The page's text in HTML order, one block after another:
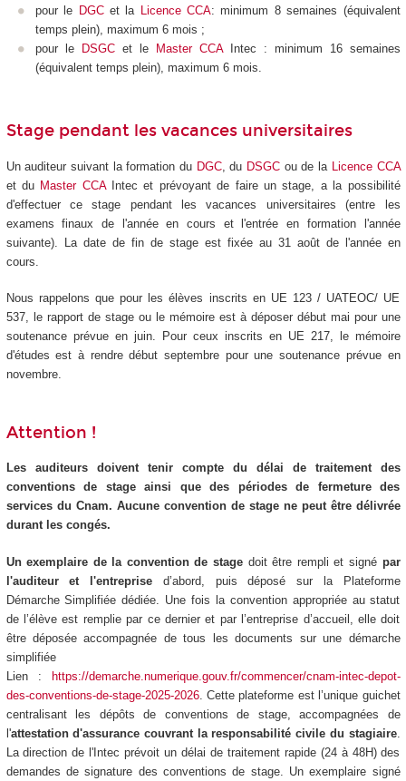
pour le DGCet la Licence CCA: minimum 8 semaines (équivalent
temps plein), maximum 6 mois ;
pour le
DSGCet le Master CCAIntec : minimum 16 semaines
(équivalent temps plein), maximum 6 mois.
Stage pendant les vacances universitaires
Un auditeur suivant la formation du DGC, du DSGC ou de la Licence CCA
et du Master CCAIntec et prévoyant de faire un stage, a la possibilité
d'effectuer ce stage pendant les vacances universitaires (entre les
examens finaux de l'année en cours et l'entrée en formation l'année
suivante). La date de fin de stage est fixée au 31 août de l'année en
cours.
Nous rappelons que pour les élèves inscrits en UE 123 / UATEOC/ UE
537, le rapport de stage ou le mémoire est à déposer début mai pour une
soutenance prévue en juin. Pour ceux inscrits en UE 217, le mémoire
d'études est à rendre début septembre pour une soutenance prévue en
novembre.
Attention !
Les auditeurs doivent tenir compte du délai de traitement des
conventions de stage ainsi que des périodes de fermeture des
services du Cnam. Aucune convention de stage ne peut être délivrée
durant les congés.
Un exemplaire de la convention de stage doit être rempli et signé par
l'auditeur et l'entreprise d’abord, puis déposé sur la Plateforme
Démarche Simplifiée dédiée. Une fois la convention appropriée au statut
de l’élève est remplie par ce dernier et par l’entreprise d’accueil, elle doit
être déposée accompagnée de tous les documents sur une démarche
simplifiée
Lien : https://demarche.numerique.gouv.fr/commencer/cnam-intec-depot-
des-conventions-de-stage-2025-2026. Cette plateforme est l’unique guichet
centralisant les dépôts de conventions de stage, accompagnées de
l'attestation d'assurance couvrant la responsabilité civile du stagiaire.
La direction de l'Intec prévoit un délai de traitement rapide (24 à 48H) des
demandes de signature des conventions de stage. Un exemplaire signé